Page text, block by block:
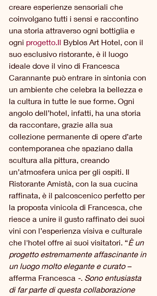
creare esperienze sensoriali che
coinvolgano tutti i sensi e raccontino
una storia attraverso ogni bottiglia e
ogni progetto.Il Byblos Art Hotel, con il
suo esclusivo ristorante, è il luogo
ideale dove il vino di Francesca
Carannante può entrare in sintonia con
un ambiente che celebra la bellezza e
la cultura in tutte le sue forme. Ogni
angolo dell’hotel, infatti, ha una storia
da raccontare, grazie alla sua
collezione permanente di opere d’arte
contemporanea che spaziano dalla
scultura alla pittura, creando
un’atmosfera unica per gli ospiti. Il
Ristorante Amistà, con la sua cucina
raffinata, è il palcoscenico perfetto per
la proposta vinicola di Francesca, che
riesce a unire il gusto raffinato dei suoi
vini con l’esperienza visiva e culturale
che l'hotel offre ai suoi visitatori. “È un
progetto estremamente affascinante in
un luogo molto elegante e curato –
afferma Francesca -. Sono entusiasta
di far parte di questa collaborazione